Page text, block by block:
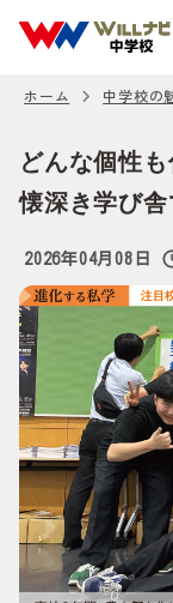
ホーム 中学校の
どんな個性
懐深き学び
2026年04月08日